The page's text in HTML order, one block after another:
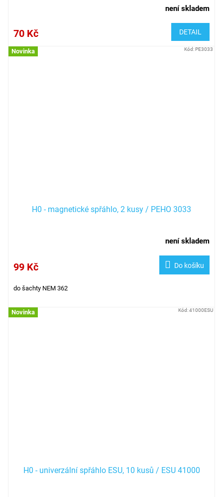
není skladem
70 Kč DETAIL
Novinka
H0 - magnetické spřáhlo, 2 kusy / PEHO 3033
není skladem
99 Kč Do košíku
do šachty NEM 362
Kód:PE3033
Novinka
H0 - univerzální spřáhlo ESU, 10 kusů / ESU 41000
Kód:41000ESU